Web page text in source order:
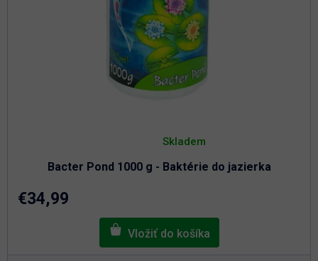
Bacter Pond 1000 g - Baktérie do jazierka
hodnotenie
je
4,8
Skladem
€34,99